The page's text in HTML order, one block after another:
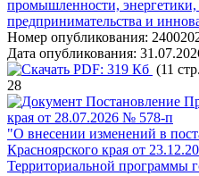
промышленности, энергетики,
предпринимательства и
Номер опубликования:
Дата опубликования:
PDF: 319 Кб (11
28
Постановление
края от 28.07.2026 № 578-п
"О внесении изменений в
Красноярского края от
Территориальной программы